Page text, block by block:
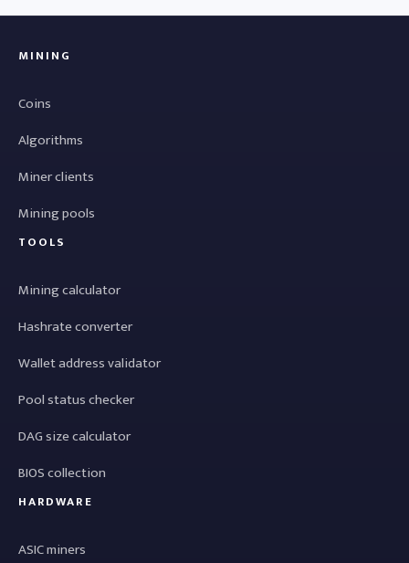
MINING
Coins
Algorithms
Miner clients
Mining pools
TOOLS
Mining calculator
Hashrate converter
Wallet address validator
Pool status checker
DAG size calculator
BIOS collection
HARDWARE
ASIC miners